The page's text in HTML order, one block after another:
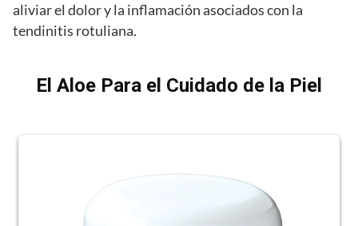
aliviar el dolor y la inflamación asociados con la
tendinitis rotuliana.
El Aloe Para el Cuidado de la Piel